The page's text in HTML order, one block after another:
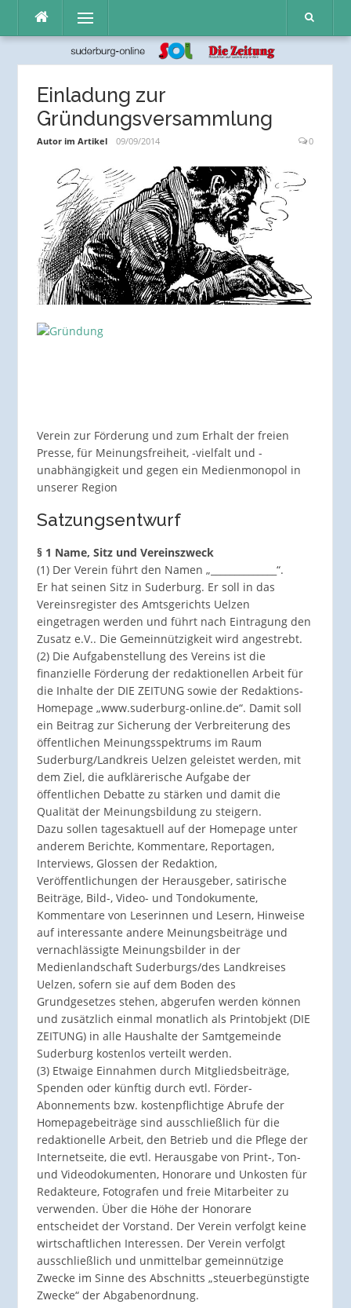
Inhalt
Menü
Einladung zur
Gründungsversammlung
Autor im Artikel 09/09/2014 0
Verein zur Förderung und zum Erhalt der freien
Presse, für Meinungsfreiheit, -vielfalt und -
unabhängigkeit und gegen ein Medienmonopol in
unserer Region
Satzungsentwurf
§ 1 Name, Sitz und Vereinszweck
(1) Der Verein führt den Namen „______________“.
Er hat seinen Sitz in Suderburg. Er soll in das
Vereinsregister des Amtsgerichts Uelzen
eingetragen werden und führt nach Eintragung den
Zusatz e.V.. Die Gemeinnützigkeit wird angestrebt.
(2) Die Aufgabenstellung des Vereins ist die
finanzielle Förderung der redaktionellen Arbeit für
die Inhalte der DIE ZEITUNG sowie der Redaktions-
Homepage „www.suderburg-online.de“. Damit soll
ein Beitrag zur Sicherung der Verbreiterung des
öffentlichen Meinungsspektrums im Raum
Suderburg/Landkreis Uelzen geleistet werden, mit
dem Ziel, die aufklärerische Aufgabe der
öffentlichen Debatte zu stärken und damit die
Qualität der Meinungsbildung zu steigern.
Dazu sollen tagesaktuell auf der Homepage unter
anderem Berichte, Kommentare, Reportagen,
Interviews, Glossen der Redaktion,
Veröffentlichungen der Herausgeber, satirische
Beiträge, Bild-, Video- und Tondokumente,
Kommentare von Leserinnen und Lesern, Hinweise
auf interessante andere Meinungsbeiträge und
vernachlässigte Meinungsbilder in der
Medienlandschaft Suderburgs/des Landkreises
Uelzen, sofern sie auf dem Boden des
Grundgesetzes stehen, abgerufen werden können
und zusätzlich einmal monatlich als Printobjekt (DIE
ZEITUNG) in alle Haushalte der Samtgemeinde
Suderburg kostenlos verteilt werden.
(3) Etwaige Einnahmen durch Mitgliedsbeiträge,
Spenden oder künftig durch evtl. Förder-
Abonnements bzw. kostenpflichtige Abrufe der
Homepagebeiträge sind ausschließlich für die
redaktionelle Arbeit, den Betrieb und die Pflege der
Internetseite, die evtl. Herausgabe von Print-, Ton-
und Videodokumenten, Honorare und Unkosten für
Redakteure, Fotografen und freie Mitarbeiter zu
verwenden. Über die Höhe der Honorare
entscheidet der Vorstand. Der Verein verfolgt keine
wirtschaftlichen Interessen. Der Verein verfolgt
ausschließlich und unmittelbar gemeinnützige
Zwecke im Sinne des Abschnitts „steuerbegünstigte
Zwecke“ der Abgabenordnung.